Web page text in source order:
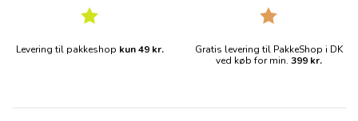
Levering til pakkeshop kun 49 kr.
Gratis levering til PakkeShop i DK
ved køb for min. 399 kr.